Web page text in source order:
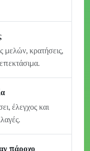
μελών, κρατήσεις,
έλεγχος και
πάροχο